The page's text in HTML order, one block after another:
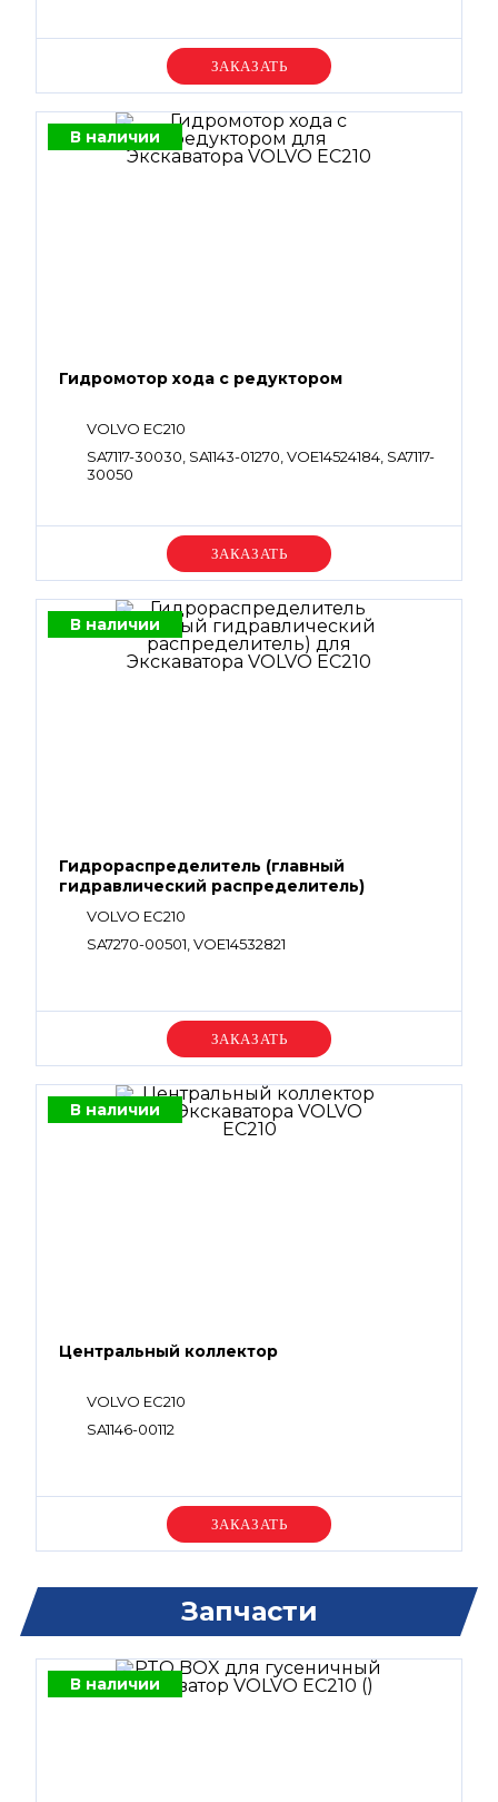
Уточняйте цену
В наличии
Гидромотор хода с редуктором
VOLVO EC210
SA7117-30030, SA1143-01270, VOE14524184, SA7117-
30050
Уточняйте цену
В наличии
Гидрораспределитель (главный
гидравлический распределитель)
VOLVO EC210
SA7270-00501, VOE14532821
Уточняйте цену
В наличии
Центральный коллектор
VOLVO EC210
SA1146-00112
Уточняйте цену
Запчасти
В наличии